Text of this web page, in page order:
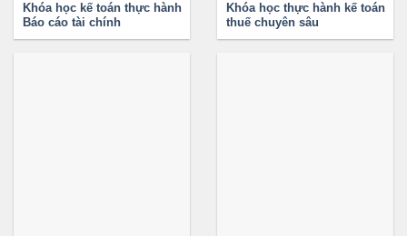
Khóa học kế toán thực hành
Báo cáo tài chính
Khóa học thực hành kế toán
thuế chuyên sâu